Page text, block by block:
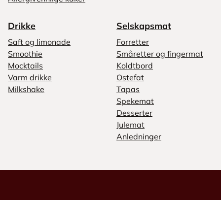
Drikke
Saft og limonade
Smoothie
Mocktails
Varm drikke
Milkshake
Selskapsmat
Forretter
Småretter og fingermat
Koldtbord
Ostefat
Tapas
Spekemat
Desserter
Julemat
Anledninger